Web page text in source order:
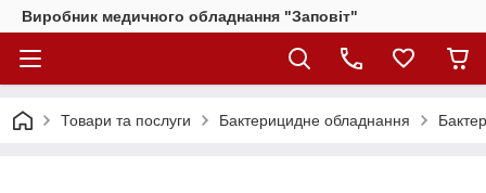
Виробник медичного обладнання "Заповіт"
Товари та послуги Бактерицидне обладнання